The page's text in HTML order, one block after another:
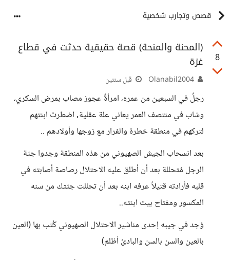
قصص وتجارب شخصية
8
(المحنة والمنحة) قصة حقيقية حدثت في قطاع
غزة
قبل سنتين
رجلٌ في السبعين من عمره، امرأةٌ عجوز مصاب بمرض السكري،
وشاب في منتصف العمر يعاني علة عقلية, اضطرت ابنتهم
لتركهم في منطقة خطرة والفرار مع زوجها وأولادهم ..
بعد انسحاب الجيش الصهيوني من هذه المنطقة وجدوا جثة
الرجل مُتحللة بعد أن أطلق عليه الاحتلال رصاصة أصابته في
قلبه فأرادته قتيلاً عرفه ابنه بعد أن تحللت جثتك من سنه
المكسور ومفتاح بيت ابنته..
وُجد في جيبه إحدى مناشير الاحتلال الصهيوني كُتب بها (العين
بالعين والسن بالسن والبادئ أظلم)